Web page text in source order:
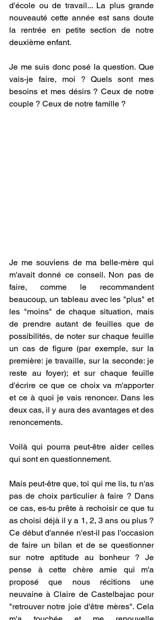
d'école ou de travail... La plus grande
nouveauté cette année est sans doute
la rentrée en petite section de notre
deuxième enfant.
Je me suis donc posé la question. Que
vais-je faire, moi ? Quels sont mes
besoins et mes désirs ? Ceux de notre
couple ? Ceux de notre famille ?
Je me souviens de ma belle-mère qui
m'avait donné ce conseil. Non pas de
faire, comme le recommandent
beaucoup, un tableau avec les "plus" et
les "moins" de chaque situation, mais
de prendre autant de feuilles que de
possibilités, de noter sur chaque feuille
un cas de figure (par exemple, sur la
première: je travaille, sur la seconde: je
reste au foyer); et sur chaque feuille
d'écrire ce que ce choix va m'apporter
et ce à quoi je vais renoncer. Dans les
deux cas, il y aura des avantages et des
renoncements.
Voilà qui pourra peut-être aider celles
qui sont en questionnement.
Mais peut-être que, toi qui me lis, tu n'as
pas de choix particulier à faire ? Dans
ce cas, es-tu prête à rechoisir ce que tu
as choisi déjà il y a 1, 2, 3 ans ou plus ?
Ce début d'année n'est-il pas l'occasion
de faire un bilan et de se questionner
sur notre aptitude au bonheur ? Je
pense à cette chère amie qui m'a
proposé que nous récitions une
neuvaine à Claire de Castelbajac pour
"retrouver notre joie d'être mères". Cela